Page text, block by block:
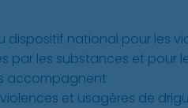
dispositif national pour les
par les substances et pour
accompagnent
et usagères de